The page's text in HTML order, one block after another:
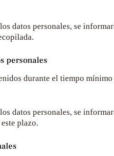
datos personales, se
personales
durante el tiempo
datos personales, se
plazo.